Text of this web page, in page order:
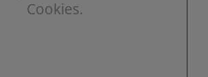
Cookies.